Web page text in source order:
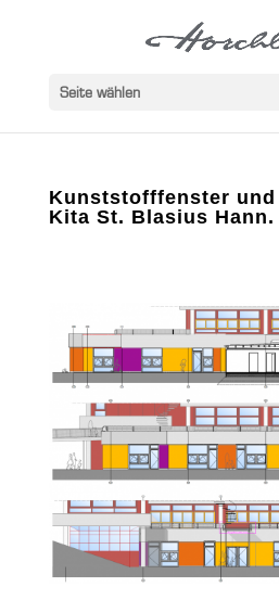
Seite wählen
Kunststofffenster
Kita St. Blasius Hann.